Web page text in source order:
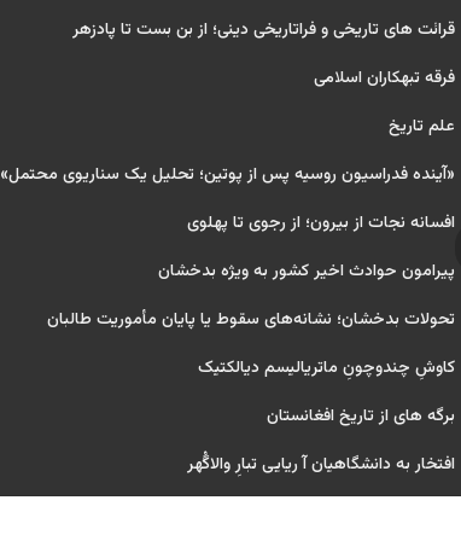
قرائت های تاریخی و فراتاریخی دینی؛ از بن بست تا پادزهر
فرقه تبهکاران اسلامی
علم تاریخ
«آینده فدراسیون روسیه پس از پوتین؛ تحلیل یک سناریوی محتمل»
افسانه نجات از بیرون؛ از رجوی تا پهلوی
پیرامون حوادث اخیر کشور به ویژه بدخشان
تحولات بدخشان؛ نشانه‌های سقوط یا پایان مأموریت طالبان
کاوشِ چندو‌چونِ ماتریالیسم دیالکتیک
برگه های از تاریخ افغانستان
افتخار به دانشگاهیان آ ریایی تبارِ والاگُهر